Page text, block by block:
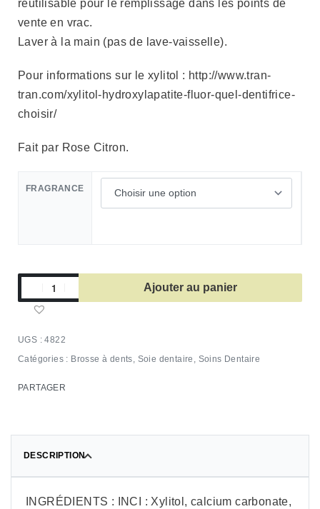
réutilisable pour le remplissage dans les points de
vente en vrac.
Laver à la main (pas de lave-vaisselle).
Pour informations sur le xylitol : http://www.tran-
tran.com/xylitol-hydroxylapatite-fluor-quel-dentifrice-
choisir/
Fait par Rose Citron.
FRAGRANCE
Ajouter au panier
4822
Catégories : Brosse à dents, Soie dentaire , Soins Dentaire
PARTAGER
DESCRIPTION
INGRÉDIENTS : INCI : Xylitol, calcium carbonate,